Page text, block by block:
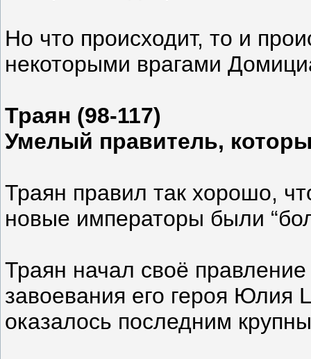
Но что происходит, то и
некоторыми врагами
Траян (98-117)
Умелый правитель,
Траян правил так хорошо,
новые императоры были
Траян начал своё
завоевания его героя Юлия
оказалось последним